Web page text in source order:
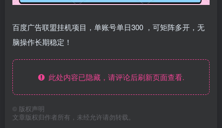
百度广告联盟挂机项目，单账号单日300 ，可矩阵多开，无
脑操作长期稳定！
此处内容已隐藏，请评论后刷新页面查看.
© 版权声明
文章版权归作者所有，未经允许请勿转载。